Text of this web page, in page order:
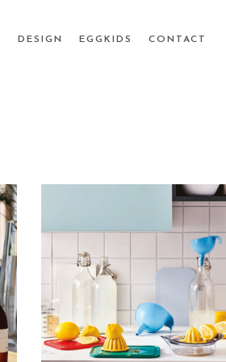
DESIGN EGGKIDS CONTACT
HFA IKEA